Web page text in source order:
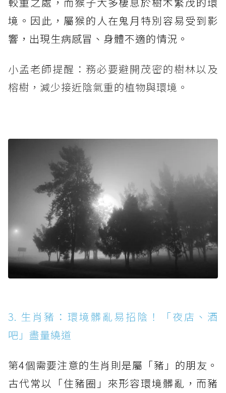
境。因此，屬猴的人在鬼月特別容易受到影
響，出現生病感冒、身體不適的情況。
小孟老師提醒：務必要避開茂密的樹林以及
榕樹，減少接近陰氣重的植物與環境。
3. 生肖豬：環境髒亂易招陰！「夜店、酒
吧」盡量繞道
第4個需要注意的生肖則是屬「豬」的朋友。
古代常以「住豬圈」來形容環境髒亂，而豬